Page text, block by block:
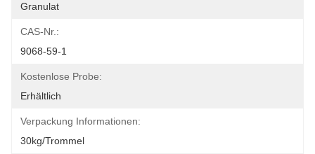
Granulat
CAS-Nr.:
9068-59-1
Kostenlose Probe:
Erhältlich
Verpackung Informationen:
30kg/Trommel